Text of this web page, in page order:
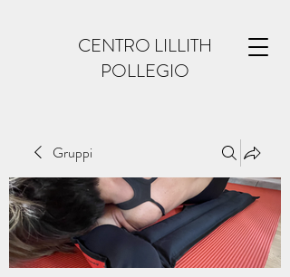
CENTRO LILLITH
POLLEGIO
Gruppi